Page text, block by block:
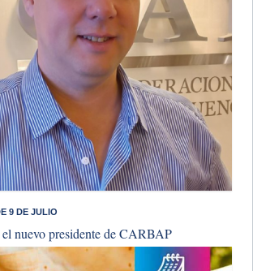
9 DE JULIO
nuevo presidente de CARBAP